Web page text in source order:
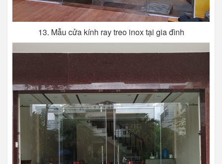
13. Mẫu cửa kính ray treo inox tại gia đình